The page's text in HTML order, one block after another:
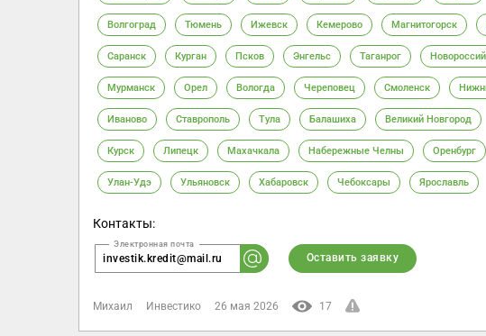
Волгоград Тюмень Ижевск Кемерово Магнитогорск
Саранск Курган Псков Энгельс Таганрог
Мурманск Орел Вологда Череповец Смоленск
Иваново Ставрополь Тула Балашиха Великий Новгород
Курск Липецк Махачкала Набережные Челны Оренбург
Улан-Удэ Ульяновск Хабаровск Чебоксары Ярославль
Контакты:
investik.kredit@mail.ru Оставить заявку
Михаил Инвестико 26 мая 2026 17